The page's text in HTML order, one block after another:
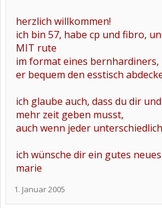
herzlich willkommen!
ich bin 57, habe cp und fibro,
MIT rute
im format eines
er bequem den esstisch
ich glaube auch, dass du dir
mehr zeit geben musst,
auch wenn jeder
ich wünsche dir ein gutes
marie
1. Januar 2005